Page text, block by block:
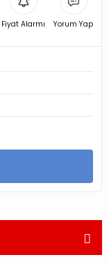
Fiyat Alarmı Yorum Yap